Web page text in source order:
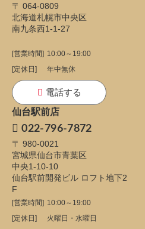
〒 064-0809
北海道札幌市中央区
南九条西1-1-27
[営業時間] 10:00～19:00
[定休日]
年中無休
電話する
仙台駅前店
022-796-7872
〒 980-0021
宮城県仙台市青葉区
中央1-10-10
仙台駅前開発ビル ロフト地下2
F
[営業時間] 10:00～19:00
[定休日]
火曜日・水曜日